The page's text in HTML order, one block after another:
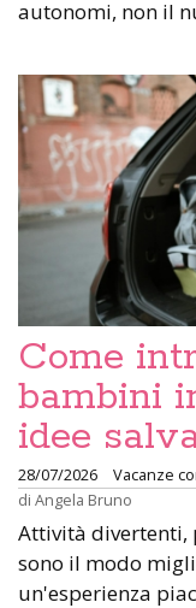
autonomi, non il
Come
bambini
idee
28/07/2026
Vacanze
di Angela Bruno
Attività divertenti,
sono il modo
un'esperienza